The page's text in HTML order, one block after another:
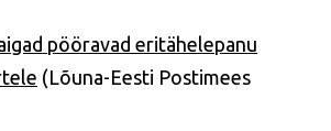
pööravad eritähelepanu
(Lõuna-Eesti Postimees